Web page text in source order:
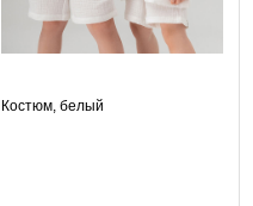
Костюм, белый